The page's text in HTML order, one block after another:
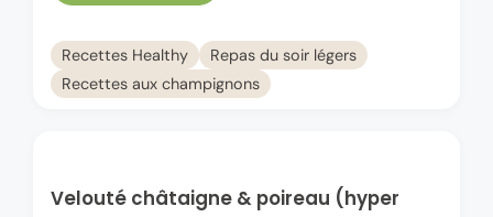
Recettes Healthy
Repas du soir légers
Recettes aux champignons
Velouté châtaigne & poireau (hyper